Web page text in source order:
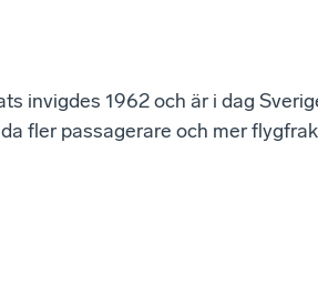
invigdes 1962 och är i dag
fler passagerare och mer